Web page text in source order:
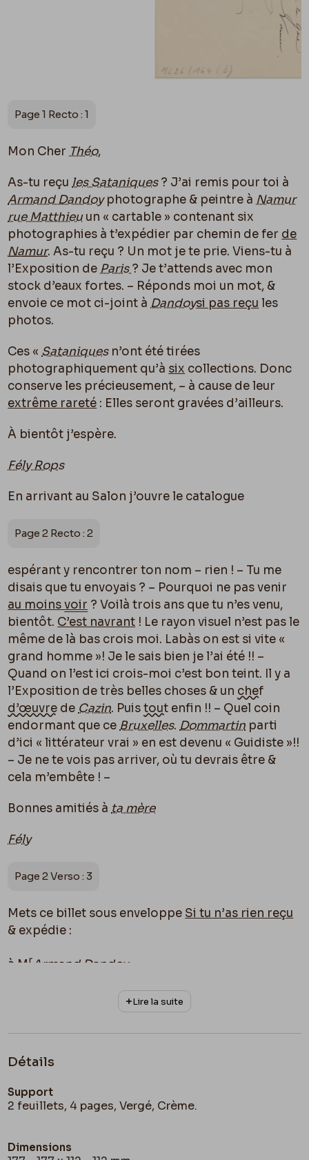
Page 1 Recto : 1
Mon CherThéo,
As-tu reçules Sataniques? J’ai remis pour toi à
Armand Dandoyphotographe & peintre àNamur
rue Matthieuun « cartable » contenant six
photographies à t’expédier par chemin de fer de
Namur. As-tu reçu ? Un mot je te prie. Viens-tu à
l’Exposition deParis? Je t’attends avec mon
stock d’eaux fortes. – Réponds moi un mot, &
envoie ce mot ci-joint àDandoysi pas reçu les
photos.
Ces «Sataniquesn’ont été tirées
photographiquement qu’à six collections. Donc
conserve les précieusement, – à cause de leur
extrême rareté : Elles seront gravées d’ailleurs.
À bientôt j’espère.
Fély Rops
En arrivant au Salon j’ouvre le catalogue
Page 2 Recto : 2
espérant y rencontrer ton nom – rien ! – Tu me
disais que tu envoyais ? – Pourquoi ne pas venir
au moinsvoir ? Voilà trois ans que tu n’es venu,
bientôt. C’est navrant ! Le rayon visuel n’est pas le
même de là bas crois moi. Labàs on est si vite «
grand homme »! Je le sais bien je l’ai été !! –
Quand on l’est ici crois-moi c’est bon teint. Il y a
l’Exposition de très belles choses & un chef
d’œuvre deCazin. Puistout enfin !! – Quel coin
endormant que ceBruxelles.Dommartin parti
d’ici « littérateur vrai » en est devenu « Guidiste »!!
– Je ne te vois pas arriver, où tu devrais être &
cela m’embête ! –
Bonnes amitiés àta mère
Fély
Page 2 Verso : 3
Mets ce billet sous enveloppe Si tu n’as rien reçu
& expédie :
à Mr Armand Dandoy
Namur.
Je disais l’autre soir, il y a deux hommes dont il
aurait fallu brûler les ateliers « farnientisants »
les ruches pour en avoir le miel. – Relis ma tirade
Lire la suite
Détails
Support
2 feuillets, 4 pages, Vergé, Crème.
Dimensions